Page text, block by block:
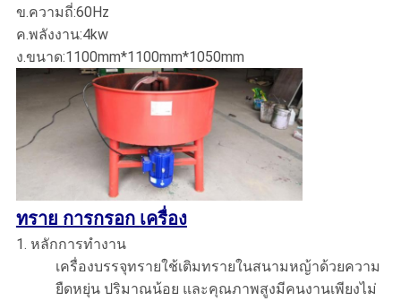
ข.ความถี่:60Hz
ค.พลังงาน:4kw
ง.ขนาด:1100mm*1100mm*1050mm
ทราย การกรอก เครื่อง
1. หลักการทำงาน
เครื่องบรรจุทรายใช้เติมทรายในสนามหญ้าด้วยความ
ยืดหยุ่น ปริมาณน้อย และคุณภาพสูงมีคนงานเพียงไม่